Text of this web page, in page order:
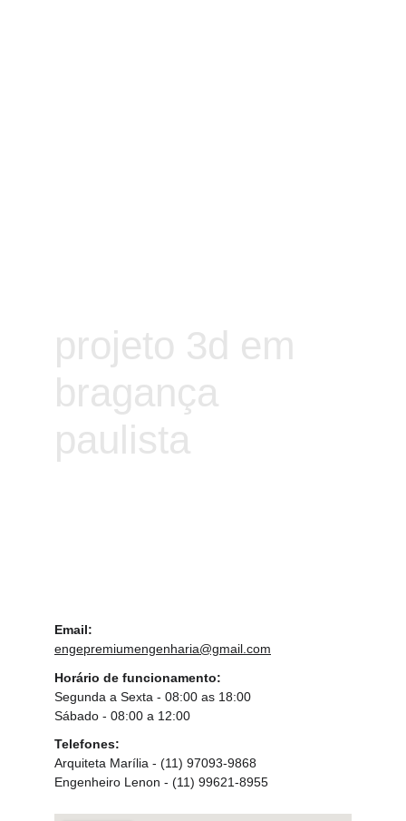
projeto 3d em
bragança
paulista
Email:
engepremiumengenharia@gmail.com
Horário de funcionamento:
Segunda a Sexta - 08:00 as 18:00
Sábado - 08:00 a 12:00
Telefones:
Arquiteta Marília - (11) 97093-9868
Engenheiro Lenon - (11) 99621-8955